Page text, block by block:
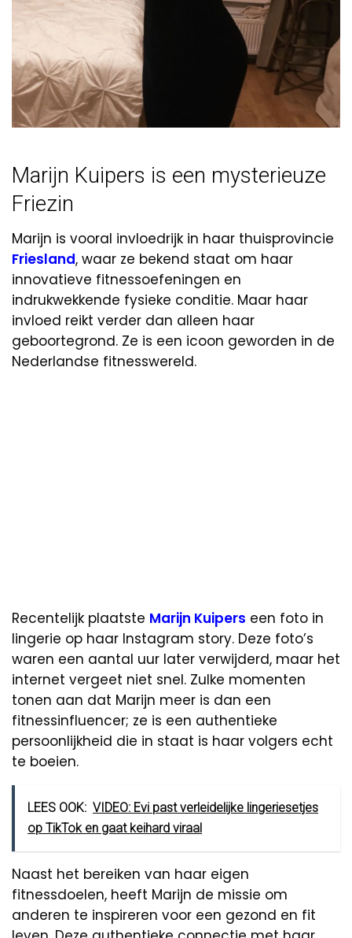
Marijn Kuipers is een mysterieuze
Friezin
Marijn is vooral invloedrijk in haar thuisprovincie
Friesland, waar ze bekend staat om haar
innovatieve fitnessoefeningen en
indrukwekkende fysieke conditie. Maar haar
invloed reikt verder dan alleen haar
geboortegrond. Ze is een icoon geworden in de
Nederlandse fitnesswereld.
Recentelijk plaatste Marijn Kuipers een foto in
lingerie op haar Instagram story. Deze foto’s
waren een aantal uur later verwijderd, maar het
internet vergeet niet snel. Zulke momenten
tonen aan dat Marijn meer is dan een
fitnessinfluencer; ze is een authentieke
persoonlijkheid die in staat is haar volgers echt
te boeien.
LEES OOK: VIDEO: Evi past verleidelijke lingeriesetjes
op TikTok en gaat keihard viraal
Naast het bereiken van haar eigen
fitnessdoelen, heeft Marijn de missie om
anderen te inspireren voor een gezond en fit